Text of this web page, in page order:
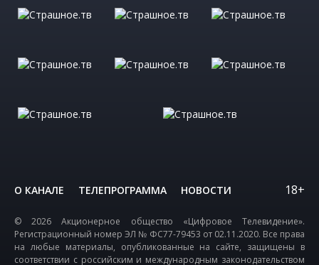
О КАНАЛЕ ТЕЛЕПРОГРАММА НОВОСТИ 18+
© 2026 Акционерное общество «Цифровое Телевидение».
Регистрационный номер ЭЛ № ФС77-79453 от 02.11.2020. Все права
на любые материалы, опубликованные на сайте, защищены в
соответствии с российским и международным законодательством